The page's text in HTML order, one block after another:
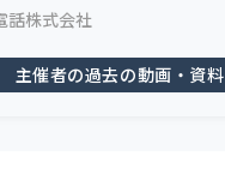
話株式会社
主催者の過去の動画・資料